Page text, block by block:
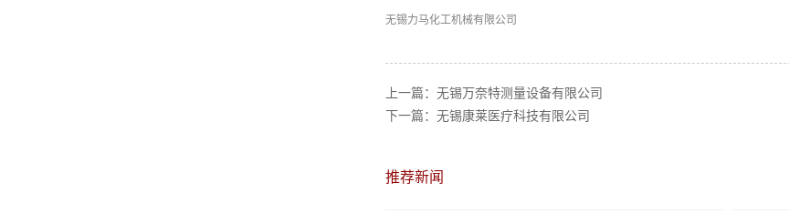
无锡力马化工机械有限公司
上一篇： 无锡万奈特测量设备有限公司
下一篇： 无锡康莱医疗科技有限公司
推荐新闻